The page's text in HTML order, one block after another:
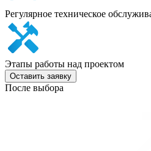
Регулярное техническое
Этапы работы над проектом
Оставить заявку
После выбора